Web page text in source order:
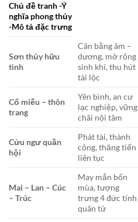
Chủ đề tranh -Ý
nghĩa phong thủy
-Mô tả đặc trưng
Sơn thủy hữu
tình
Cân bằng âm –
dương, mở rộng
sinh khí, thu hút
tài lộc
Cổ miếu – thôn
trang
Yên bình, an cư
lạc nghiệp, vững
chãi nội tâm
Cửu ngư quần
hội
Phát tài, thành
công, thăng tiến
liên tục
Mai – Lan – Cúc
– Trúc
May mắn bốn
mùa, tượng
trưng 4 đức tính
quân tử